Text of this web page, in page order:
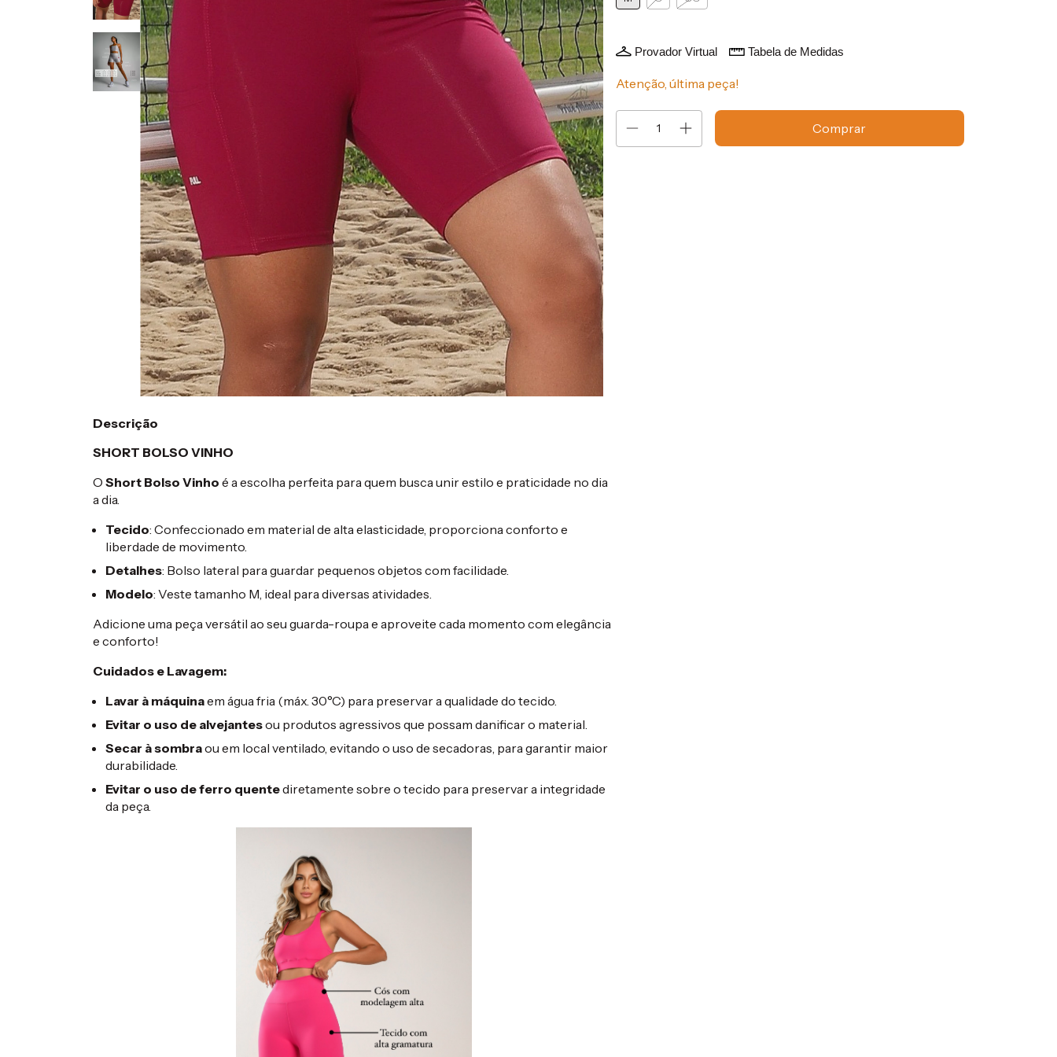
Provador Virtual Tabela de Medidas
Atenção, última peça!
Descrição
SHORT BOLSO VINHO
O Short Bolso Vinho é a escolha perfeita para quem busca unir estilo e praticidade no dia
a dia.
Tecido: Confeccionado em material de alta elasticidade, proporciona conforto e
liberdade de movimento.
Detalhes: Bolso lateral para guardar pequenos objetos com facilidade.
Modelo: Veste tamanho M, ideal para diversas atividades.
Adicione uma peça versátil ao seu guarda-roupa e aproveite cada momento com elegância
e conforto!
Cuidados e Lavagem:
Lavar à máquinaem água fria (máx. 30°C) para preservar a qualidade do tecido.
Evitar o uso de alvejantesou produtos agressivos que possam danificar o material.
Secar à sombraou em local ventilado, evitando o uso de secadoras, para garantir maior
durabilidade.
Evitar o uso de ferro quentediretamente sobre o tecido para preservar a integridade
da peça.